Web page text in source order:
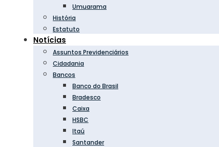
Umuarama
História
Estatuto
Notícias
Assuntos Previdenciários
Cidadania
Bancos
Banco do Brasil
Bradesco
Caixa
HSBC
Itaú
Santander